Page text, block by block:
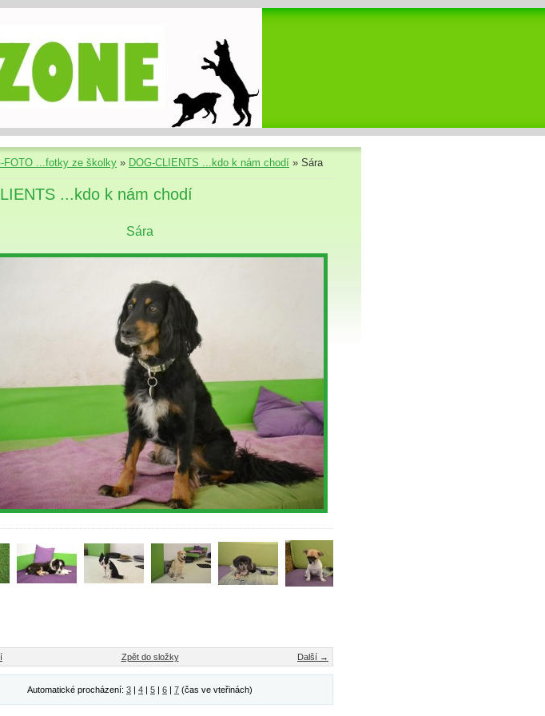
FOTO ...fotky ze školky » DOG-CLIENTS ...kdo k nám chodí » Sára
...kdo k nám chodí
Sára
Další →
Zpět do složky
Automatické procházení: 3 | 4 | 5 | 6 | 7 (čas ve vteřinách)